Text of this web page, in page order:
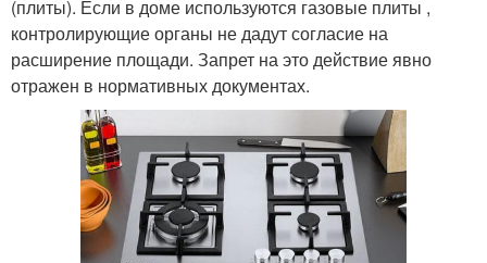
(плиты). Если в доме используются газовые плиты ,
контролирующие органы не дадут согласие на
расширение площади. Запрет на это действие явно
отражен в нормативных документах.